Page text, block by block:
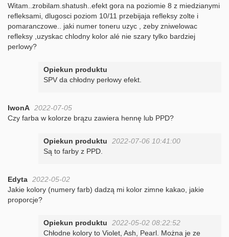
Witam..zrobilam.shatush..efekt gora na poziomie 8 z miedzianymi
refleksami, dlugosci poziom 10/11 przebijaja refleksy zolte i
pomaranczowe.. jaki numer toneru uzyc , zeby zniwelowac
refleksy ,uzyskac chlodny kolor alé nie szary tylko bardziej
perlowy?
Opiekun produktu
SPV da chłodny perłowy efekt.
IwonA 2022-07-05
Czy farba w kolorze brązu zawiera hennę lub PPD?
Opiekun produktu
2022-07-06 10:41:00
Są to farby z PPD.
Edyta 2022-05-02
Jakie kolory (numery farb) dadzą mi kolor zimne kakao, jakie
proporcje?
Opiekun produktu
2022-05-02 08:22:52
Chłodne kolory to Violet, Ash, Pearl. Można je ze